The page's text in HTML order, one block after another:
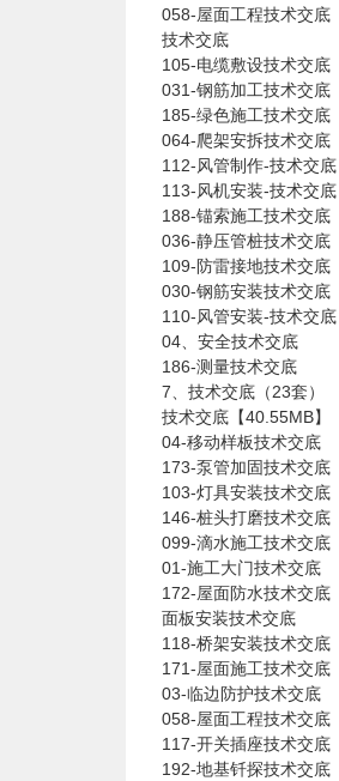
058-屋面工程技术交底
技术交底
105-电缆敷设技术交底
031-钢筋加工技术交底
185-绿色施工技术交底
064-爬架安拆技术交底
112-风管制作-技术交底
113-风机安装-技术交底
188-锚索施工技术交底
036-静压管桩技术交底
109-防雷接地技术交底
030-钢筋安装技术交底
110-风管安装-技术交底
04、安全技术交底
186-测量技术交底
7、技术交底（23套）
技术交底【40.55MB】
04-移动样板技术交底
173-泵管加固技术交底
103-灯具安装技术交底
146-桩头打磨技术交底
099-滴水施工技术交底
01-施工大门技术交底
172-屋面防水技术交底
面板安装技术交底
118-桥架安装技术交底
171-屋面施工技术交底
03-临边防护技术交底
058-屋面工程技术交底
117-开关插座技术交底
192-地基钎探技术交底